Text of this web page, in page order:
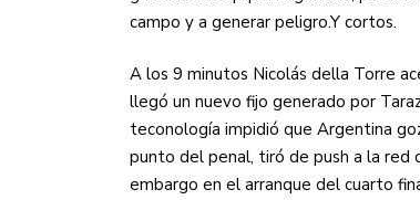
campo y a generar peligro.Y cortos.
A los 9 minutos Nicolás della Torre
llegó un nuevo fijo generado por
teconología impidió que Argentina
punto del penal, tiró de push a la red
embargo en el arranque del cuarto